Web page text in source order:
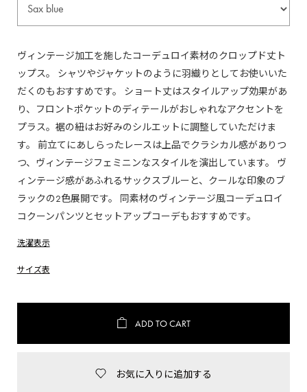
ヴィンテージ加工を施したコーデュロイ素材のクロップド丈ト
ップス。 シャツやジャケットのように羽織りとしてお使いいた
だくのもおすすめです。 ショート丈はスタイルアップ効果があ
り、フロントポケットのディテールがおしゃれなアクセントを
プラス。裾の紐はお好みのシルエットに調整していただけま
す。 前立てにあしらったレースは上品でクラシカル感がありつ
つ、ヴィンテージフェミニンなスタイルを演出しています。 ヴ
ィンテージ感があふれるサックスブルーと、クールな印象のブ
ラックの2色展開です。 同素材のヴィンテージ風コーデュロイ
コクーンパンツとセットアップコーデもおすすめです。
洗濯表示
サイズ表
ADD TO CART
お気に入りに追加する